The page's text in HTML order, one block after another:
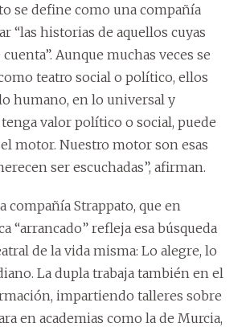
se define como una compañía
“las historias de aquellos cuyas
Aunque muchas veces se
teatro social o político, ellos
humano, en lo universal y
valor político o social, puede
el motor. Nuestro motor son esas
ser escuchadas”, afirman.
compañía Strappato, que en
“arrancado” refleja esa búsqueda
de la vida misma: Lo alegre, lo
La dupla trabaja también en el
impartiendo talleres sobre
en academias como la de Murcia,